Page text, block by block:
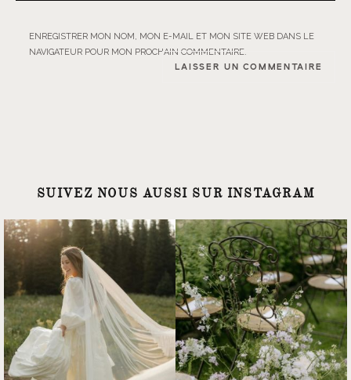
ENREGISTRER MON NOM, MON E-MAIL ET MON SITE WEB DANS LE
NAVIGATEUR POUR MON PROCHAIN COMMENTAIRE.
SUIVEZ NOUS AUSSI SUR INSTAGRAM